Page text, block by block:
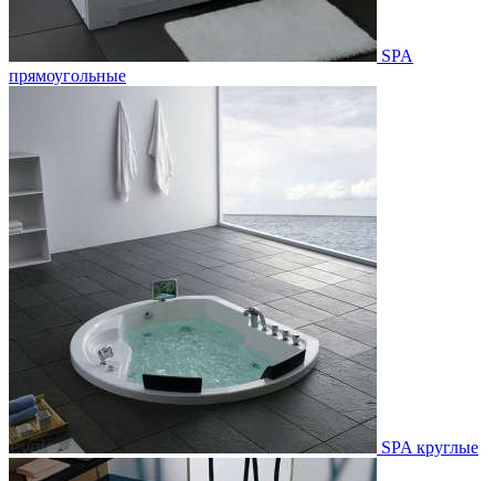
SPA
прямоугольные
SPA круглые